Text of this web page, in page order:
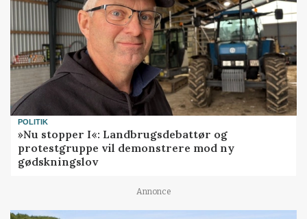
POLITIK
»Nu stopper I«: Landbrugsdebattør og
protestgruppe vil demonstrere mod ny
gødskningslov
Annonce